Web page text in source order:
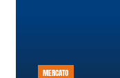
MERCATO